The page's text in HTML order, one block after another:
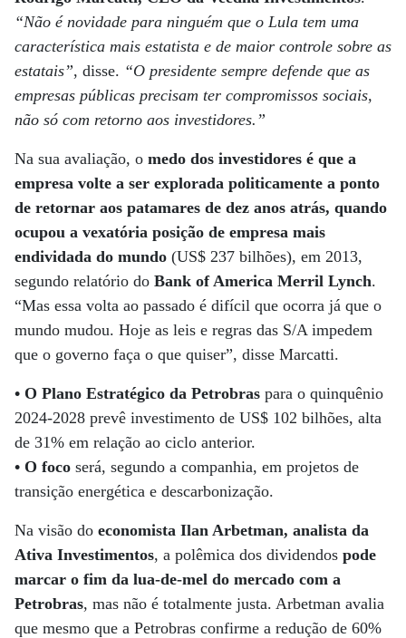
“Não é novidade para ninguém que o Lula tem uma
característica mais estatista e de maior controle sobre as
estatais”, disse. “O presidente sempre defende que as
empresas públicas precisam ter compromissos sociais,
não só com retorno aos investidores.”
Na sua avaliação, o medo dos investidores é que a
empresa volte a ser explorada politicamente a ponto
de retornar aos patamares de dez anos atrás, quando
ocupou a vexatória posição de empresa mais
endividada do mundo (US$ 237 bilhões), em 2013,
segundo relatório do Bank of America Merril Lynch.
“Mas essa volta ao passado é difícil que ocorra já que o
mundo mudou. Hoje as leis e regras das S/A impedem
que o governo faça o que quiser”, disse Marcatti.
• O Plano Estratégico da Petrobras para o quinquênio
2024-2028 prevê investimento de US$ 102 bilhões, alta
de 31% em relação ao ciclo anterior.
• O foco será, segundo a companhia, em projetos de
transição energética e descarbonização.
Na visão do economista Ilan Arbetman, analista da
Ativa Investimentos, a polêmica dos dividendos pode
marcar o fim da lua-de-mel do mercado com a
Petrobras, mas não é totalmente justa. Arbetman avalia
que mesmo que a Petrobras confirme a redução de 60%